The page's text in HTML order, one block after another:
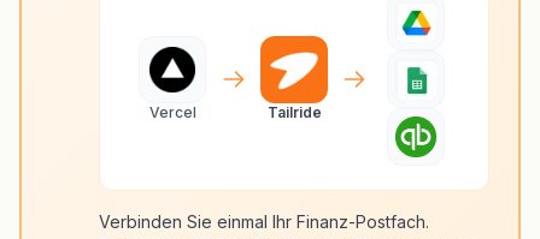
Vercel Tailride
Verbinden Sie einmal Ihr Finanz-Postfach.